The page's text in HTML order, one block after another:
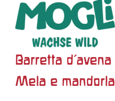
Barretta d'avena
Mela e mandorla